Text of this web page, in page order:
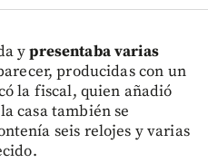
ypresentaba varias
producidas con un
la fiscal, quien añadió
casa también se
seis relojes y varias